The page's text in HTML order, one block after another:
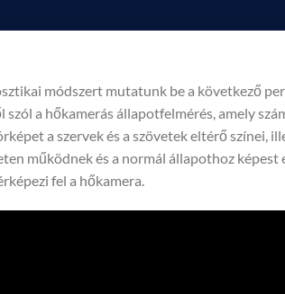
módszert mutatunk be a következő
a hőkamerás állapotfelmérés, amely
a szervek és a szövetek eltérő színei,
működnek és a normál állapothoz képest
fel a hőkamera.